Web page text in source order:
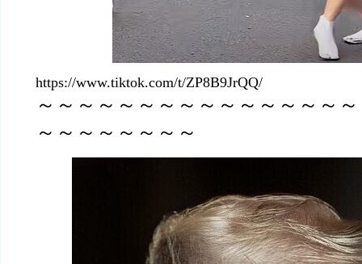
https://www.tiktok.com/t/ZP8B9JrQQ/
～～～～～～～～～～～～～～～
～～～～～～～～